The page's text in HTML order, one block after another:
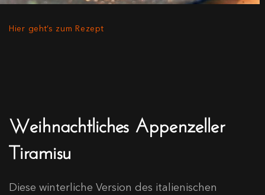
Hier geht’s zum Rezept
Weihnachtliches Appenzeller
Tiramisu
Diese winterliche Version des italienischen